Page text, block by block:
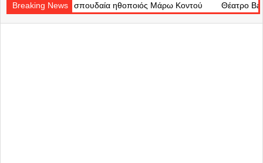
Navigation
Menu
Breaking News
η σπουδαία ηθοποιός Μάρω Κοντού Θέατρο Badminton: Το